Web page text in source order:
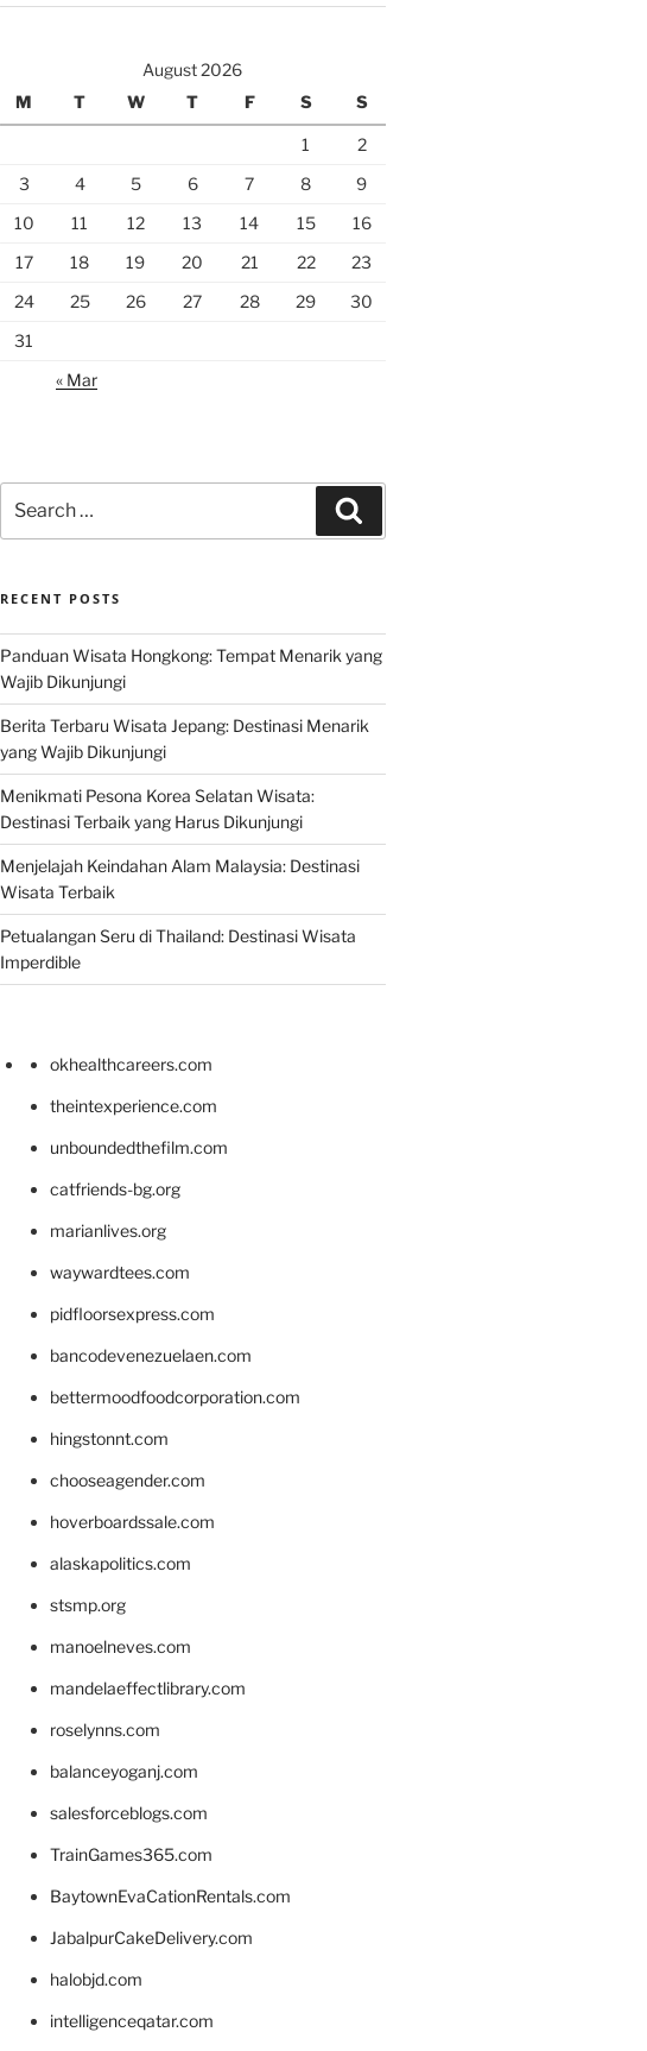
August 2026
M
T W T F S S
1
2
3
4 5 6 7 8
9
10
11 12 13 14 15
16
17
18 19 20 21 22
23
24
25 26 27 28 29
30
31
« Mar
for:
RECENT POSTS
Panduan Wisata Hongkong: Tempat Menarik yang
Wajib Dikunjungi
Berita Terbaru Wisata Jepang: Destinasi Menarik
yang Wajib Dikunjungi
Menikmati Pesona Korea Selatan Wisata:
Destinasi Terbaik yang Harus Dikunjungi
Menjelajah Keindahan Alam Malaysia: Destinasi
Wisata Terbaik
Petualangan Seru di Thailand: Destinasi Wisata
Imperdible
okhealthcareers.com
theintexperience.com
unboundedthefilm.com
catfriends-bg.org
marianlives.org
waywardtees.com
pidfloorsexpress.com
bancodevenezuelaen.com
bettermoodfoodcorporation.com
hingstonnt.com
chooseagender.com
hoverboardssale.com
alaskapolitics.com
stsmp.org
manoelneves.com
mandelaeffectlibrary.com
roselynns.com
balanceyoganj.com
salesforceblogs.com
TrainGames365.com
BaytownEvaCationRentals.com
JabalpurCakeDelivery.com
halobjd.com
intelligenceqatar.com